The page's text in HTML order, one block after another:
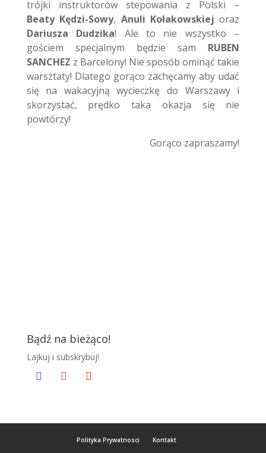
trójki instruktorów stepowania z Polski –
Beaty Kędzi-Sowy, Anuli Kołakowskiej oraz
Dariusza Dudzika! Ale to nie wszystko –
gościem specjalnym będzie sam RUBEN
SANCHEZ z Barcelony! Nie sposób ominąć takie
warsztaty! Dlatego gorąco zachęcamy aby udać
się na wakacyjną wycieczkę do Warszawy i
skorzystać, prędko taka okazja się nie
powtórzy!
Gorąco zapraszamy!
Bądź na bieżąco!
Lajkuj i subskrybuj!
facebookinstagramyoutube
Polityka Prywatnosci Kontakt